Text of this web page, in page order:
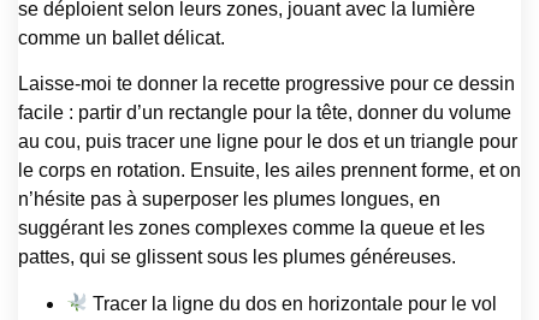
se déploient selon leurs zones, jouant avec la lumière
comme un ballet délicat.
Laisse-moi te donner la recette progressive pour ce dessin
facile : partir d’un rectangle pour la tête, donner du volume
au cou, puis tracer une ligne pour le dos et un triangle pour
le corps en rotation. Ensuite, les ailes prennent forme, et on
n’hésite pas à superposer les plumes longues, en
suggérant les zones complexes comme la queue et les
pattes, qui se glissent sous les plumes généreuses.
Tracer la ligne du dos en horizontale pour le vol